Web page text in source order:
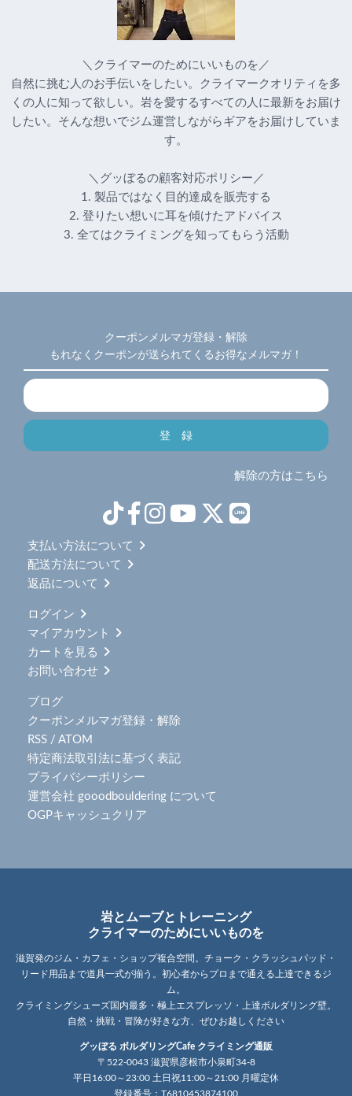
＼クライマーのためにいいものを／
自然に挑む人のお手伝いをしたい。クライマークオリティを多
くの人に知って欲しい。岩を愛するすべての人に最新をお届け
したい。そんな想いでジム運営しながらギアをお届けしていま
す。
＼グッぼるの顧客対応ポリシー／
1. 製品ではなく目的達成を販売する
2. 登りたい想いに耳を傾けたアドバイス
3. 全てはクライミングを知ってもらう活動
クーポンメルマガ登録・解除
もれなくクーポンが送られてくるお得なメルマガ！
解除の方はこちら
支払い方法について
配送方法について
返品について
ログイン
マイアカウント
カートを見る
お問い合わせ
ブログ
クーポンメルマガ登録・解除
RSS / ATOM
特定商法取引法に基づく表記
プライバシーポリシー
運営会社 gooodbouldering について
OGPキャッシュクリア
岩とムーブとトレーニング
クライマーのためにいいものを
滋賀発のジム・カフェ・ショップ複合空間。チョーク・クラッシュパッド・
リード用品まで道具一式が揃う。初心者からプロまで通える上達できるジ
ム。
クライミングシューズ国内最多・極上エスプレッソ・上達ボルダリング壁。
自然・挑戦・冒険が好きな方、ぜひお越しください
グッぼる ボルダリングCafe クライミング通販
〒522-0043 滋賀県彦根市小泉町34-8
平日16:00～23:00 土日祝11:00～21:00 月曜定休
登録番号：T6810453874100